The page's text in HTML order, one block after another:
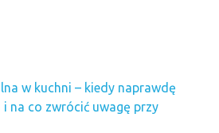
w kuchni – kiedy naprawdę
i na co zwrócić uwagę przy